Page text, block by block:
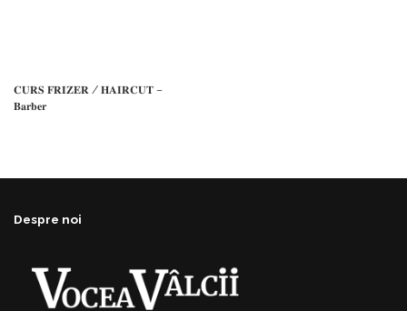
𝐂𝐔𝐑𝐒 𝐅𝐑𝐈𝐙𝐄𝐑 / 𝐇𝐀𝐈𝐑𝐂𝐔𝐓 –
𝐁𝐚𝐫𝐛𝐞𝐫
Despre noi